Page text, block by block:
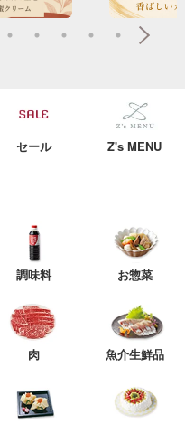
セール Z's MENU
調味料 お惣菜
肉 魚介生鮮品